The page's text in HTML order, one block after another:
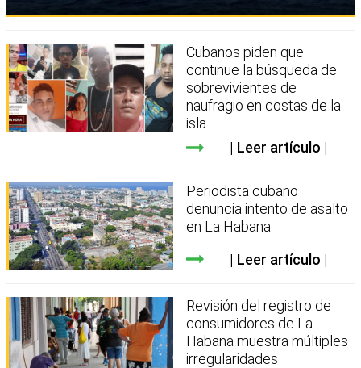
Cubanos piden que
continue la búsqueda de
sobrevivientes de
naufragio en costas de la
isla
Leer artículo
Periodista cubano
denuncia intento de asalto
en La Habana
Leer artículo
Revisión del registro de
consumidores de La
Habana muestra múltiples
irregularidades